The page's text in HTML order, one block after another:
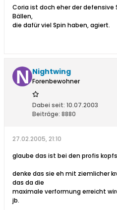
Coria ist doch eher der
Bällen,
die dafür viel Spin haben, agiert.
Nightwing
Forenbewohner
Dabei seit: 10.07.2003
Beiträge: 8880
27.02.2005, 21:10
glaube das ist bei den profis
denke das sie eh mit ziemlicher
das da die
maximale verformung erreicht
jb.